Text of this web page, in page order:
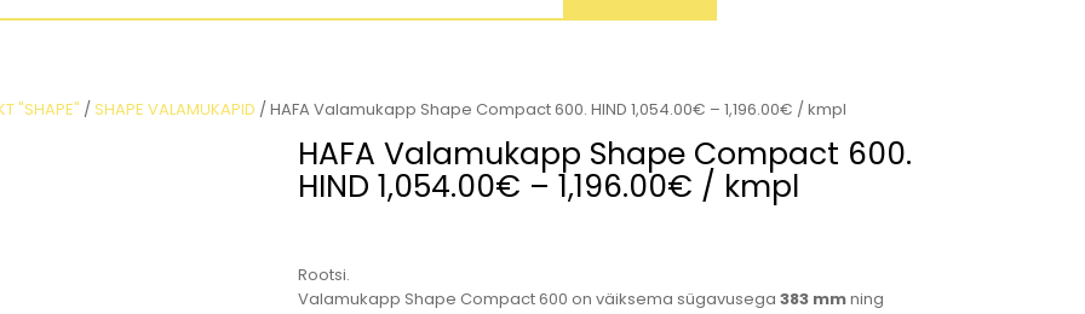
"SHAPE" /SHAPE VALAMUKAPID / HAFA Valamukapp Shape Compact 600. HIND 1,054.00€ – 1,196.00€ / kmpl
HAFA Valamukapp Shape Compact 600.
HIND 1,054.00€ – 1,196.00€ / kmpl
Rootsi.
Valamukapp Shape Compact 600 on väiksema sügavusega 383 mmning